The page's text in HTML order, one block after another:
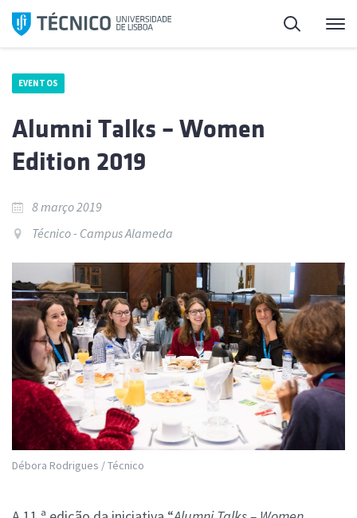
Saltar
para
Pesquisa
EVENTOS
Alumni Talks – Women
Edition 2019
8 março 2019
Técnico - Campus Alameda
Débora Rodrigues / Técnico